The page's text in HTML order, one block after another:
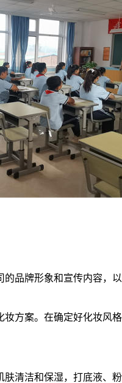
品牌形象和宣传内容，
方案。在确定好化妆风
清洁和保湿，打底液、